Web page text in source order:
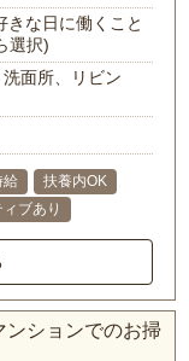
な日に働くこと
選択)
面所、リビン
給
扶養内OK
ブあり
ンションでのお掃